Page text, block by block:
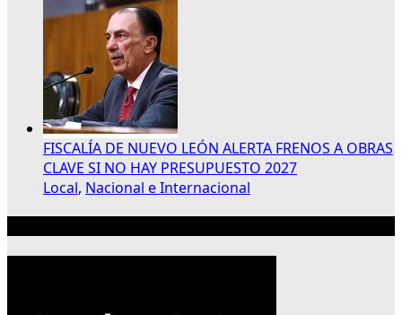
FISCALÍA DE NUEVO LEÓN ALERTA FRENOS A OBRAS
CLAVE SI NO HAY PRESUPUESTO 2027
Local, Nacional e Internacional